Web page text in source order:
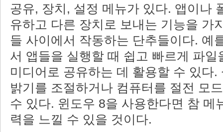
공유, 장치, 설정 메뉴가 있다. 앱이나
유하고 다른 장치로 보내는 기능을 가
들 사이에서 작동하는 단추들이다. 예
서 앱들을 실행할 때 쉽고 빠르게 파일
미디어로 공유하는 데 활용할 수 있다.
밝기를 조절하거나 컴퓨터를 절전 모
수 있다. 윈도우 8을 사용한다면 참 메
력을 느낄 수 있을 것이다.